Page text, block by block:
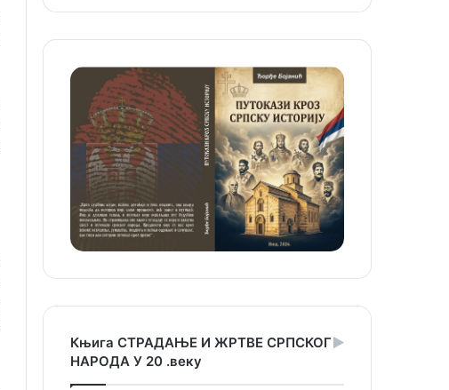
Књига СТРАДАЊЕ И ЖРТВЕ СРПСКОГ
НАРОДА У 20 .веку